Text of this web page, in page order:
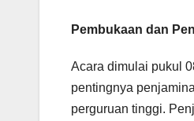
Pembukaan dan
Acara dimulai pukul
pentingnya
perguruan tinggi.